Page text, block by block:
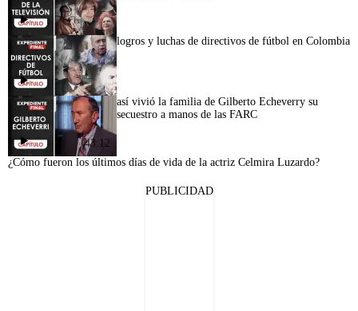
logros y luchas de directivos de fútbol en Colombia
43:12
así vivió la familia de Gilberto Echeverry su
secuestro a manos de las FARC
¿Cómo fueron los últimos días de vida de la actriz Celmira Luzardo?
PUBLICIDAD